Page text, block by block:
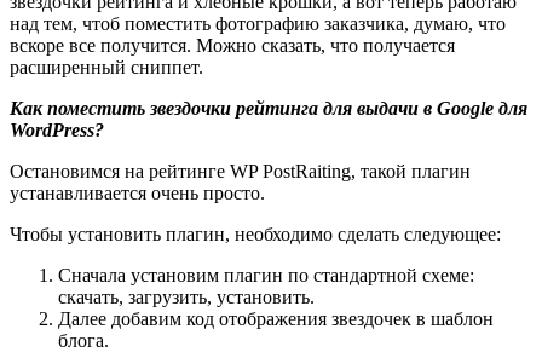
над тем, чтоб поместить фотографию заказчика, думаю, что
вскоре все получится. Можно сказать, что получается
расширенный сниппет.
Как поместить звездочки рейтинга для выдачи в Google для
WordPress?
Остановимся на рейтинге WP PostRaiting, такой плагин
устанавливается очень просто.
Чтобы установить плагин, необходимо сделать следующее:
Сначала установим плагин по стандартной схеме:
скачать, загрузить, установить.
Далее добавим код отображения звездочек в шаблон
блога.